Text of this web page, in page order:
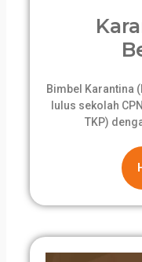
Bimbel Karantina
lulus sekolah
TKP)